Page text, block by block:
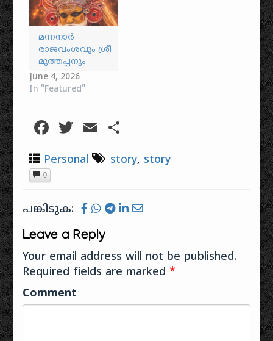
മന്നനാർ
രാജവംശവും ശ്രീ
മുത്തപ്പനും
June 4, 2026
In "Featured"
Facebook
Twitter
Email
Personal story, story
0
പങ്കിടുക:
Leave a Reply
Your email address will not be published.
Required fields are marked*
Comment